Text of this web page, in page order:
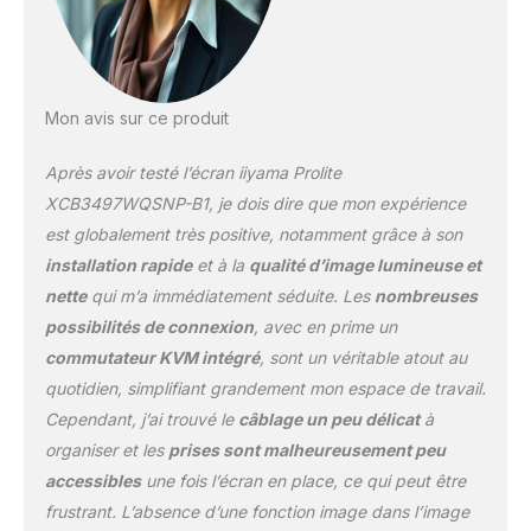
avec un seul câble au
moniteur pour vous
envoyé au moniteur.
Avec des ports USB
supplémentaires, votre
souris, votre clavier ou
votre webcam peuvent
également être
connectés au moniteur.
Le tout grâce à un seul
câble reliant votre
ordinateur portable* à la
station d'accueil USB C
du moniteur. *Les
fonctions varient en
charge USB-C de votre
Mon avis sur ce produit
Après avoir testé l’écran iiyama Prolite
XCB3497WQSNP-B1, je dois dire que mon expérience
est globalement très positive, notamment grâce à son
installation rapideet à la qualité d’image lumineuse et
nettequi m’a immédiatement séduite. Les nombreuses
possibilités de connexion, avec en prime un
commutateur KVM intégré, sont un véritable atout au
quotidien, simplifiant grandement mon espace de travail.
Cependant, j’ai trouvé le câblage un peu délicatà
organiser et les prises sont malheureusement peu
accessiblesune fois l’écran en place, ce qui peut être
frustrant. L’absence d’une fonction image dans l’image